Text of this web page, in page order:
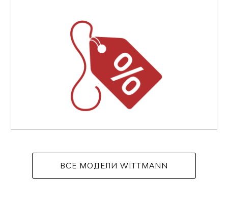
ВСЕ МОДЕЛИ WITTMANN